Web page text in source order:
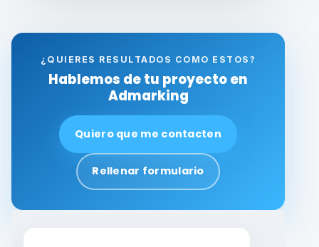
¿QUIERES RESULTADOS COMO ESTOS?
Hablemos de tu proyecto en
Admarking
Quiero que me contacten
Rellenar formulario